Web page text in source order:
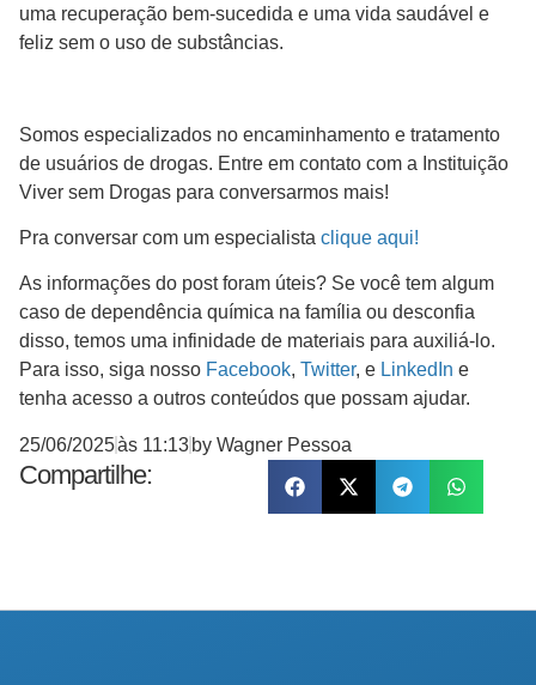
uma recuperação bem-sucedida e uma vida saudável e
feliz sem o uso de substâncias.
Somos especializados no encaminhamento e tratamento
de usuários de drogas. Entre em contato com a Instituição
Viver sem Drogas para conversarmos mais!
Pra conversar com um especialista clique aqui!
As informações do post foram úteis? Se você tem algum
caso de dependência química na família ou desconfia
disso, temos uma infinidade de materiais para auxiliá-lo.
Para isso, siga nosso Facebook, Twitter, e LinkedIn e
tenha acesso a outros conteúdos que possam ajudar.
25/06/2025às 11:13 by Wagner Pessoa
Compartilhe: